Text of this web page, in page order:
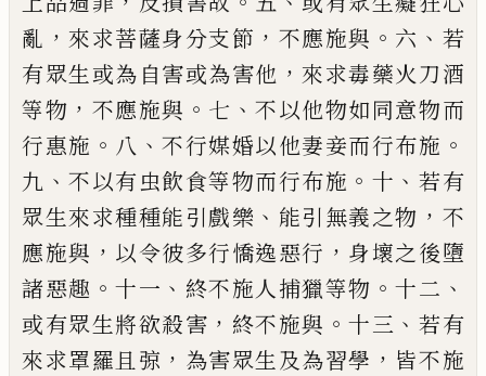
亂 ， 來求菩薩身分支節 ， 不應施與 。 六 、 若
有眾生或為自害或為害他 ， 來求毒藥火刀酒
等物 ， 不應施與 。 七 、不以他物如同意物而
行惠施 。 八 、不行媒婚以他妻妾而行布施 。
九 、不以有虫飲食等物而行布施 。 十 、 若有
眾生來求種種能引戲樂 、 能引無義之物 ， 不
應施與 ， 以令彼多行憍逸惡行 ， 身壞之後墮
諸惡趣 。十一 、 終不施人捕獵等物 。十二 、
或有眾生將欲殺害 ， 終不施與 。十三 、若有
來求罩羅 且弶 ， 為害眾生及為習學 ， 皆不施